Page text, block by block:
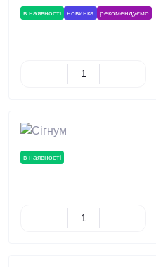
в наявності новинка рекомендуємо
в наявності